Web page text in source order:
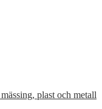
plast och metall